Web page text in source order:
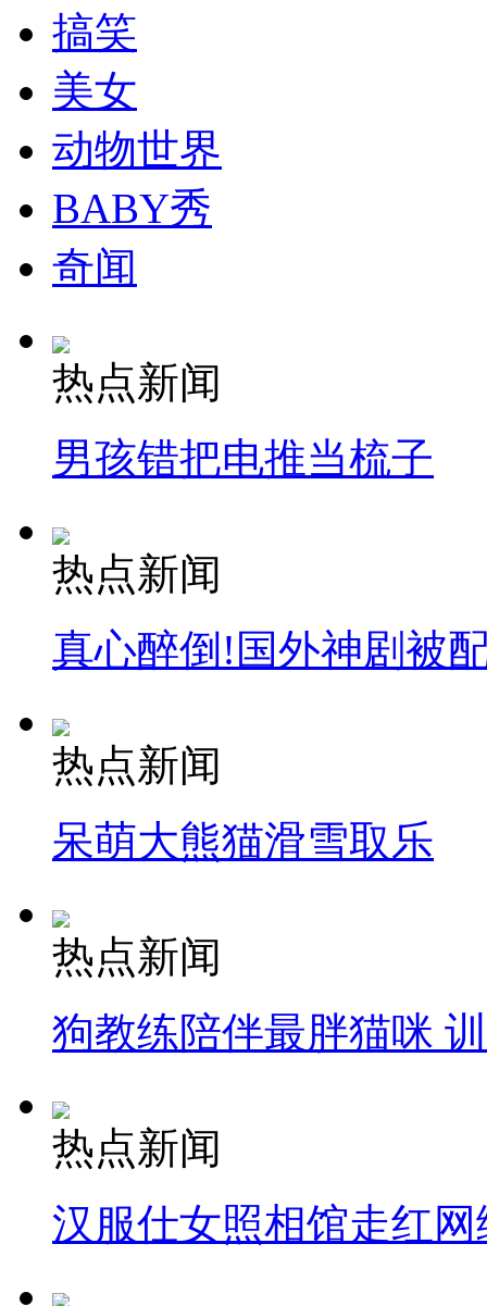
消防员救轻生者 花炮节热闹非凡
纽约上演“枕头大战”
司机酒驾遇交警 急速倒车逃窜
搞笑
美女
动物世界
BABY秀
奇闻
热点新闻
男孩错把电推当梳子
热点新闻
真心醉倒!国外神剧被
热点新闻
呆萌大熊猫滑雪取乐
热点新闻
狗教练陪伴最胖猫咪
热点新闻
汉服仕女照相馆走红网